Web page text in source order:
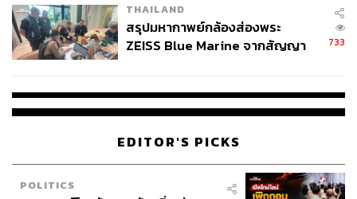
THAILAND
สรุปมหากาพย์กล้องส่องพระ
ZEISS Blue Marine จากสัญญา
จ่ายหนี้-แอบระบุแบรนด์
733
EDITOR'S PICKS
POLITICS